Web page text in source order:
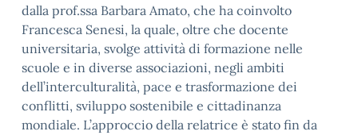
dalla prof.ssa Barbara Amato, che ha coinvolto
Francesca Senesi, la quale, oltre che docente
universitaria, svolge attività di formazione nelle
scuole e in diverse associazioni, negli ambiti
dell’interculturalità, pace e trasformazione dei
conflitti, sviluppo sostenibile e cittadinanza
mondiale. L’approccio della relatrice è stato fin da